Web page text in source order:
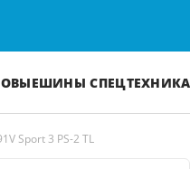
ШИНЫ СПЕЦТЕХНИКА
Sport 3 PS-2 TL